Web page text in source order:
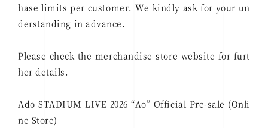
hase limits per customer. We kindly ask for your un
derstanding in advance.
Please check the merchandise store website for furt
her details.
Ado STADIUM LIVE 2026 “Ao” Official Pre-sale (Onli
ne Store)